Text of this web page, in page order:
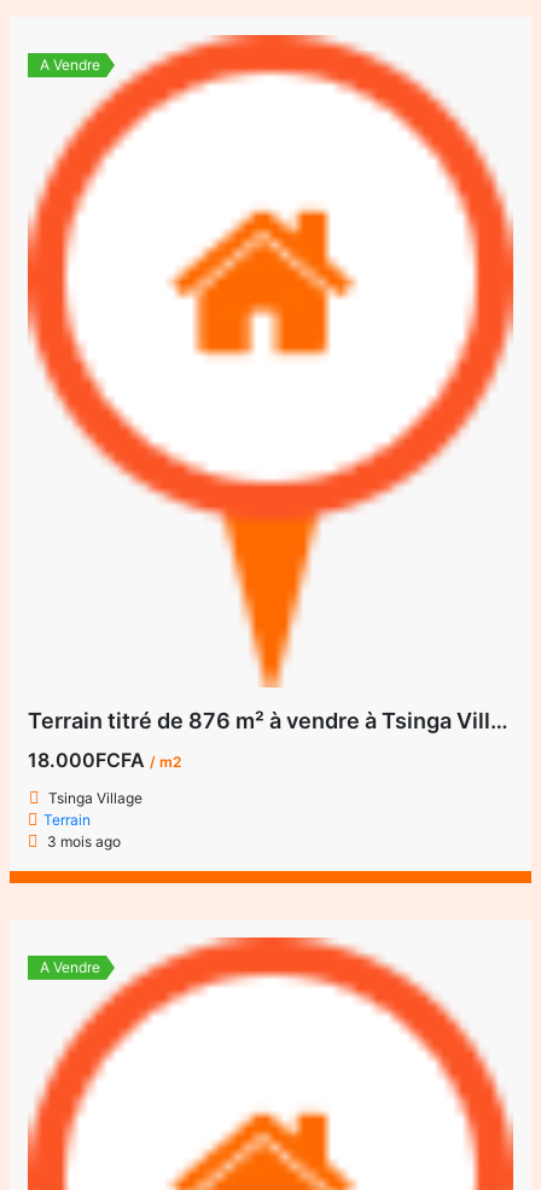
A Vendre
Terrain titré de 876 m² à vendre à Tsinga Village
18.000FCFA / m2
Tsinga Village
Terrain
3 mois ago
A Vendre